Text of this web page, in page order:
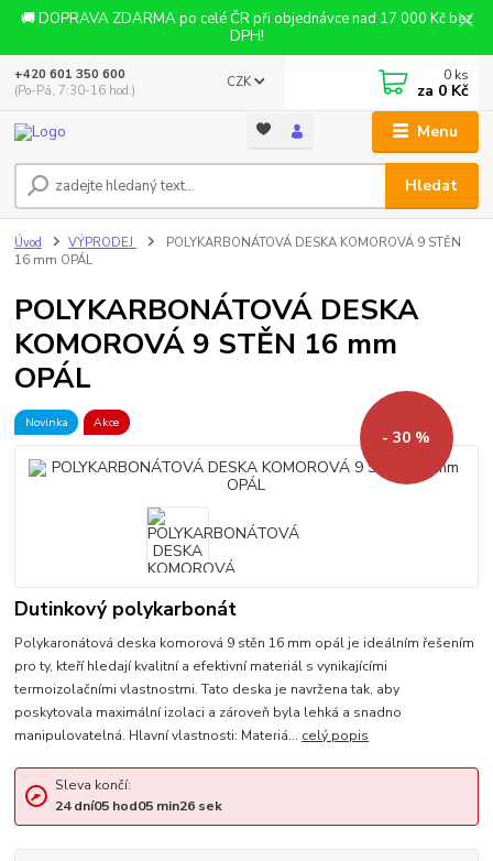
🚚 DOPRAVA ZDARMA po celé ČR při objednávce nad 17 000 Kč bez
DPH!
Menu
CZK
Hledat
+420 601 350 600
(Po-Pá, 7:30-16 hod.)
0 ks
za 0 Kč
Úvod VÝPRODEJ
POLYKARBONÁTOVÁ DESKA KOMOROVÁ 9 STĚN
16 mm OPÁL
POLYKARBONÁTOVÁ DESKA
KOMOROVÁ 9 STĚN 16 mm
OPÁL
Novinka Akce
- 30 %
Dutinkový polykarbonát
Polykaronátová deska komorová 9 stěn 16 mm opál je ideálním řešením
pro ty, kteří hledají kvalitní a efektivní materiál s vynikajícími
termoizolačními vlastnostmi. Tato deska je navržena tak, aby
poskytovala maximální izolaci a zároveň byla lehká a snadno
manipulovatelná. Hlavní vlastnosti: Materiá... celý popis
Sleva končí:
24 dní05hod05min26sek